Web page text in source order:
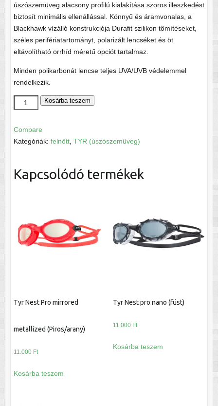
úszószemüveg alacsony profilú kialakítása szoros illeszkedést
biztosít minimális ellenállással. Könnyű és áramvonalas, a
Blackhawk vízálló konstrukciója Durafit szilikon tömítéseket,
széles perifériatartományt, polarizált lencséket és öt
eltávolítható orrhíd méretű opciót tartalmaz.
Minden polikarbonát lencse teljes UVA/UVB védelemmel
rendelkezik.
Blackhawk
Polarized
mennyiség
Kosárba teszem
Compare
Kategóriák: felnőtt, TYR (úszószemüveg)
Kapcsolódó termékek
Tyr Nest Pro mirrored
metallized (Piros/arany)
11.000 Ft
Kosárba teszem
Tyr Nest pro nano (füst)
11.000 Ft
Kosárba teszem